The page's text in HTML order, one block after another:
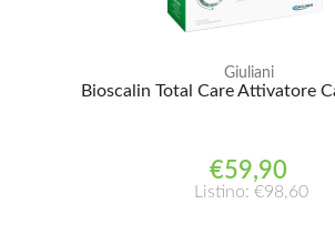
Giuliani
Bioscalin Total Care Attivatore
€59,90
Listino: €98,60